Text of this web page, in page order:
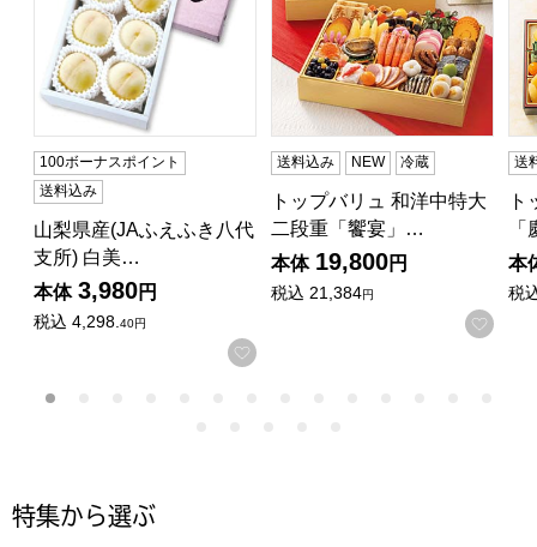
100ボーナスポイント
送料込み
山梨県産(JAふえふき八代
支所) 白美…
本体 3,980円
税込 4,298.40円
お気に入りに登録する
送料込み NEW 冷蔵
トップバリュ 和洋中特大
二段重「饗宴」…
本体 19,800円
税込 21,384円
お気
送
本
税
特集から選ぶ